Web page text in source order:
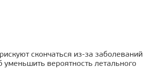
скончаться из-за заболеваний
вероятность летального